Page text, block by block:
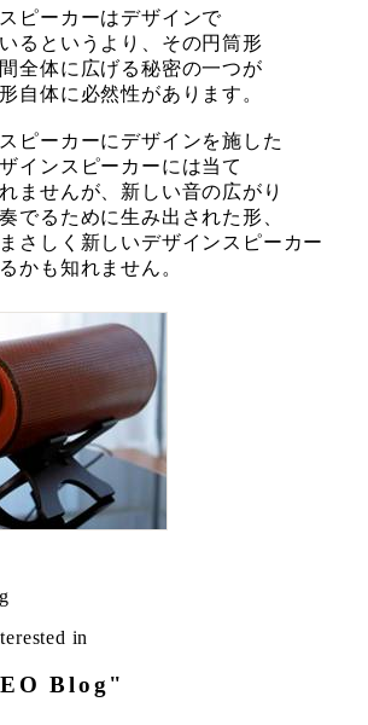
ピーカーはデザインで
るというより、その円筒形
全体に広げる秘密の一つが
自体に必然性があります。
ピーカーにデザインを施した
インスピーカーには当て
ませんが、新しい音の広がり
でるために生み出された形、
さしく新しいデザインスピーカー
かも知れません。
in
Blog"